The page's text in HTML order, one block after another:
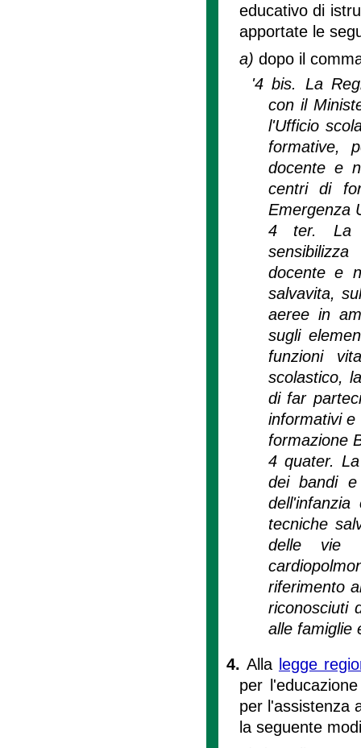
educativo di
apportate le
a) dopo il
'4 bis. La
con il
l'Ufficio
formative,
docente e
centri di
Emergenza
4 ter. La
docente e
salvavita,
aeree in
sugli
funzioni
scolastico,
di far
informativi
formazione
4 quater.
dei bandi e
tecniche
delle vie
riferimento
riconosciuti
alle famiglie
4. Alla legge
per
per l'assistenza
la seguente